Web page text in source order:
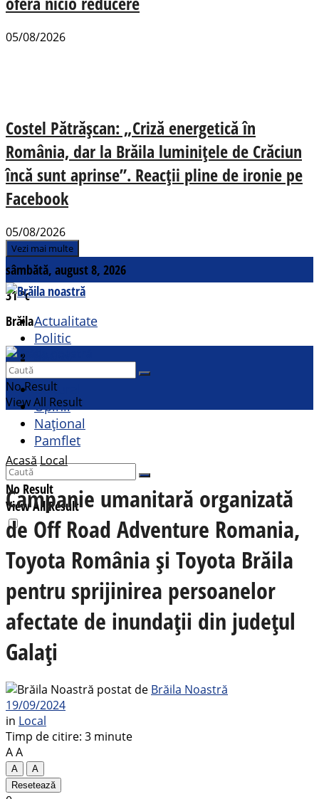
05/08/2026
Costel Pătrășcan: „Criză energetică în
România, dar la Brăila luminițele de Crăciun
încă sunt aprinse”. Reacții pline de ironie pe
Facebook
05/08/2026
Vezi mai multe
sâmbătă, august 8, 2026
31°c
Brăila
Contact
Actualitate
Politic
Cultural
Opinii
Național
Pamflet
No Result
View All Result
No Result
View All Result
AcasăLocal
Campanie umanitară organizată
de Off Road Adventure Romania,
Toyota România și Toyota Brăila
pentru sprijinirea persoanelor
afectate de inundații din județul
Galați
postat de Brăila Noastră
19/09/2024
in Local
Timp de citire: 3 minute
AA
A
A
Resetează